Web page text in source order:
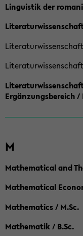
Linguistik der
Ergänzungsbereich /
M
Mathematical and
Mathematical
Mathematics / M.Sc.
Mathematik / B.Sc.